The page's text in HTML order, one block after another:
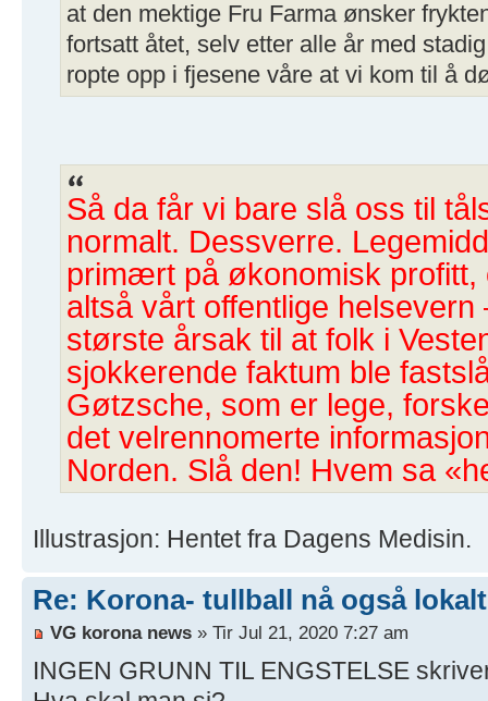
at den mektige Fru Farma ønsker
fortsatt åtet, selv etter alle år med
ropte opp i fjesene våre at vi kom til å
Så da får vi bare slå oss til
normalt. Dessverre.
primært på økonomisk profitt,
altså vårt offentlige
største årsak til at folk i
sjokkerende faktum ble
Gøtzsche, som er lege,
det velrennomerte
Norden. Slå den! Hvem sa
Illustrasjon: Hentet fra Dagens Medisin.
Re: Korona- tullball nå også
VG korona news » Tir Jul 21, 2020 7:27 am
INGEN GRUNN TIL ENGSTELSE